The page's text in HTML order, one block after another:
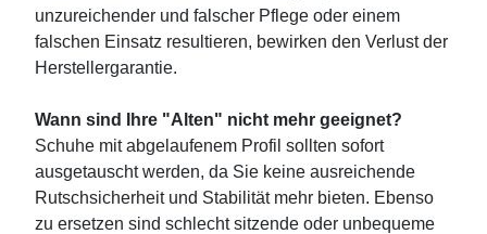
unzureichender und falscher Pflege oder einem
falschen Einsatz resultieren, bewirken den Verlust der
Herstellergarantie.
Wann sind Ihre "Alten" nicht mehr geeignet?
Schuhe mit abgelaufenem Profil sollten sofort
ausgetauscht werden, da Sie keine ausreichende
Rutschsicherheit und Stabilität mehr bieten. Ebenso
zu ersetzen sind schlecht sitzende oder unbequeme